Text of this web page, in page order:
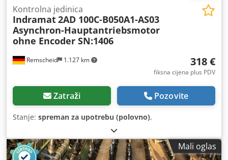
Remscheid 1.127 km
Kontrolna jedinica
Indramat2AD 100C-B050A1-AS03
Asynchron-Hauptantriebsmotor
ohne Encoder SN:1406
318 €
fiksna cijena plus PDV
Zatraži Pozovite
Stanje: spreman za upotrebu (polovno),
Mali oglas